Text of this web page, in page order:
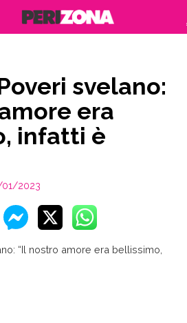
svelano:
era
infatti è
01/2023